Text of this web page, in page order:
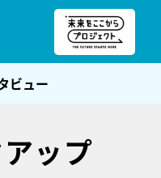
ビュー
ップ